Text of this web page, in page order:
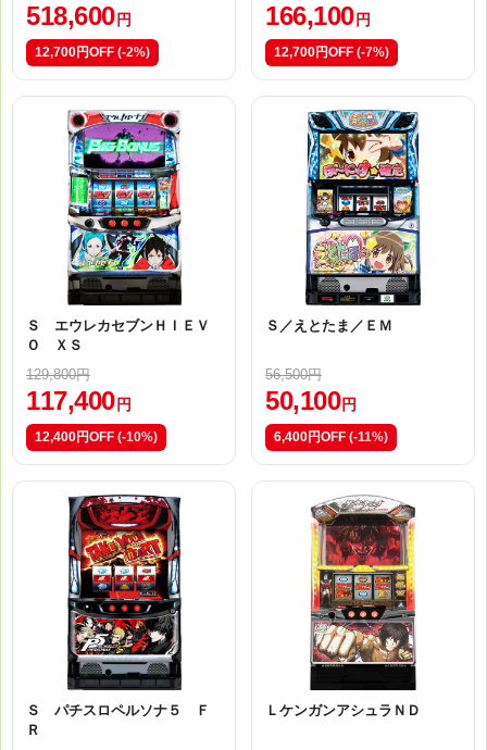
518,600 円
12,700円OFF (-2%)
166,100 円
12,700円OFF (-7%)
Ｓ エウレカセブンＨＩＥＶ
Ｏ ＸＳ
129,800円
117,400 円
12,400円OFF (-10%)
Ｓ／えとたま／ＥＭ
56,500円
50,100 円
6,400円OFF (-11%)
Ｓ パチスロペルソナ５ Ｆ
Ｒ
ＬケンガンアシュラＮＤ